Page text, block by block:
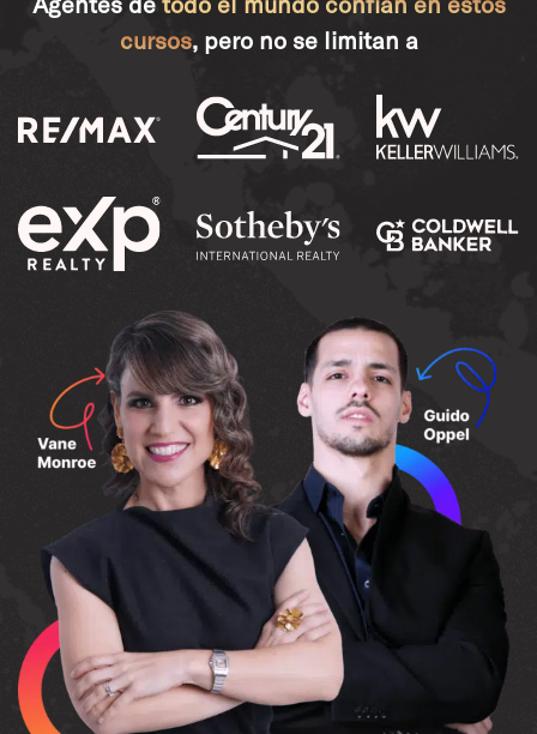
cursos, pero no se limitan a